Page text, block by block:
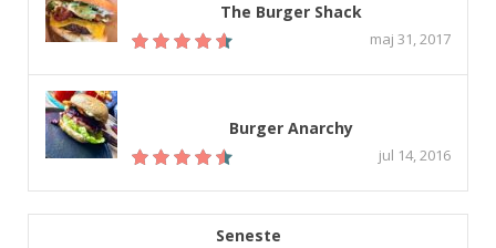
The Burger Shack
maj 31, 2017
Burger Anarchy
jul 14, 2016
Seneste